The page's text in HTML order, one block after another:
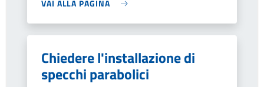
VAI ALLA PAGINA
Chiedere l'installazione di
specchi parabolici